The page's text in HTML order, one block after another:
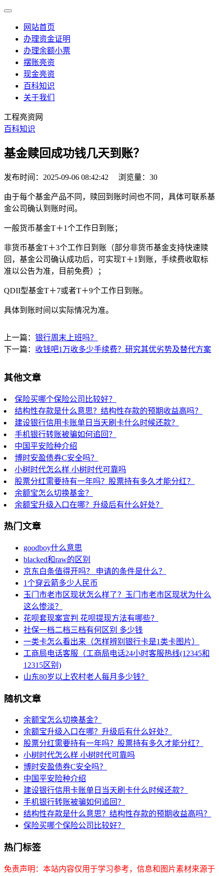
网站首页
办理资金证明
办理余额小票
摆账亮资
现金亮资
百科知识
关于我们
工程亮资网
百科知识
基金赎回成功钱几天到账？
发布时间：2025-09-06 08:42:42 浏览量：30
由于每个基金产品不同，赎回到账时间也不同，具体可联系基
金公司确认到账时间。
一般货币基金T＋1个工作日到账；
非货币基金T＋3个工作日到账（部分非货币基金支持快速赎
回，基金公司确认成功后，可实现T＋1到账，手续费收取标
准以公告为准，目前免费）；
QDII型基金T＋7或者T＋9个工作日到账。
具体到账时间以实际情况为准。
上一篇： 银行周末上班吗？
下一篇： 收钱吧1万收多少手续费？研究其优劣势及替代方案
其他文章
保险买哪个保险公司比较好？
结构性存款是什么意思？结构性存款的预期收益高吗？
建设银行信用卡账单日当天刷卡什么时候还款？
手机银行转账被骗如何追回？
中国平安险种介绍
博时安盈债券C安全吗？
小树时代怎么样 小树时代可靠吗
股票分红需要持有一年吗？股票持有多久才能分红？
余额宝怎么切换基金？
余额宝升级入口在哪？升级后有什么好处？
热门文章
goodboy什么意思
blacked和raw的区别
京东白条值得开吗？ 申请的条件是什么？
1个穿云箭多少人民币
玉门市老市区现状怎么样了？玉门市老市区现状为什么
这么惨淡？
花呗套现案宣判 花呗提现方法有哪些？
社保一档二档三档有何区别 多少钱
一类卡怎么看出来（怎样辨别银行卡是1类卡图片）
工商局电话客服（工商局电话24小时客服热线(12345和
12315区别)
山东80岁以上农村老人每月多少钱？
随机文章
余额宝怎么切换基金？
余额宝升级入口在哪？升级后有什么好处？
股票分红需要持有一年吗？股票持有多久才能分红？
小树时代怎么样 小树时代可靠吗
博时安盈债券C安全吗？
中国平安险种介绍
建设银行信用卡账单日当天刷卡什么时候还款？
手机银行转账被骗如何追回？
结构性存款是什么意思？结构性存款的预期收益高吗？
保险买哪个保险公司比较好？
热门标签
免责声明：本站内容仅用于学习参考，信息和图片素材来源于